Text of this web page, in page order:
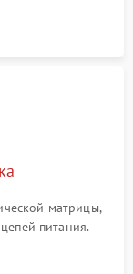
матрицы,
питания.
памяти и
компонентов